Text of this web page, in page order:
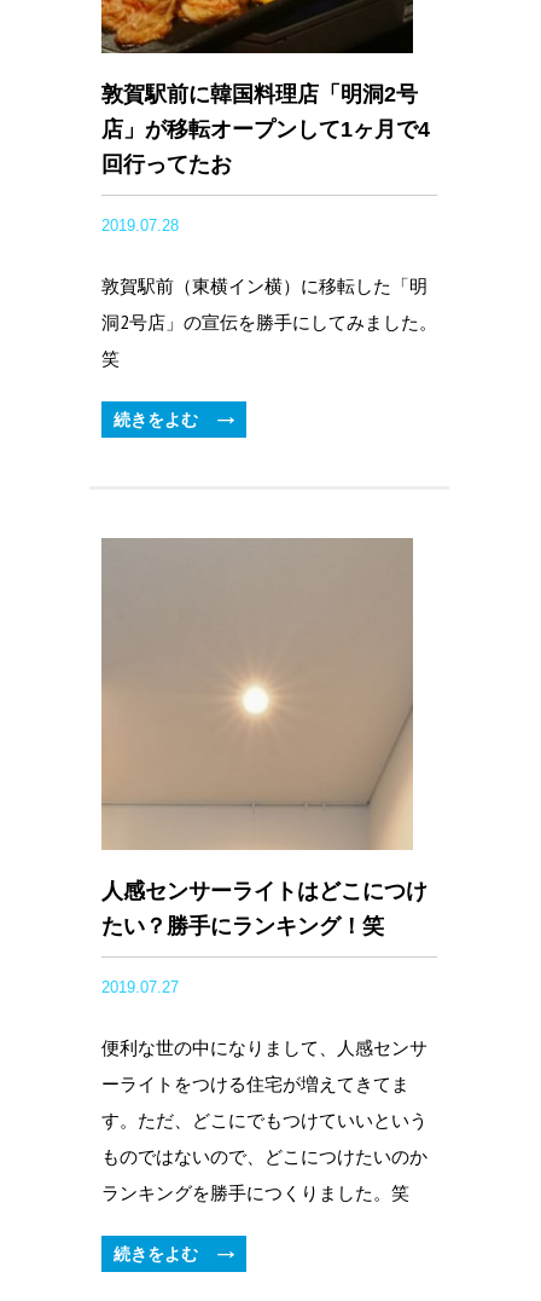
敦賀駅前に韓国料理店「明洞2号
店」が移転オープンして1ヶ月で4
回行ってたお
2019.07.28
敦賀駅前（東横イン横）に移転した「明
洞2号店」の宣伝を勝手にしてみました。
笑
続きをよむ
人感センサーライトはどこにつけ
たい？勝手にランキング！笑
2019.07.27
便利な世の中になりまして、人感センサ
ーライトをつける住宅が増えてきてま
す。ただ、どこにでもつけていいという
ものではないので、どこにつけたいのか
ランキングを勝手につくりました。笑
続きをよむ